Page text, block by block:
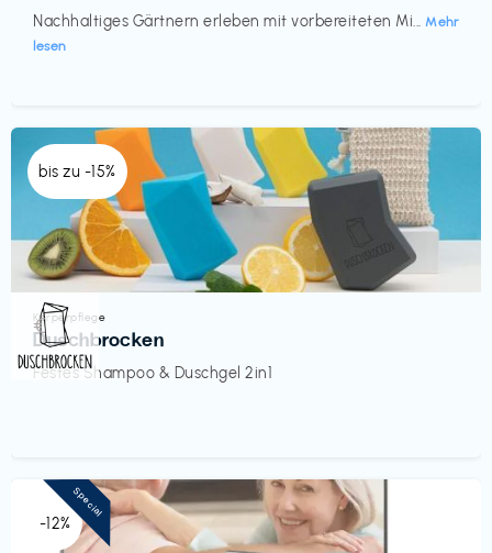
Nachhaltiges Gärtnern erleben mit vorbereiteten Mi... Mehr
lesen
bis zu -15%
Körperpflege
Duschbrocken
Festes Shampoo & Duschgel 2in1
€‎
-12%
Special